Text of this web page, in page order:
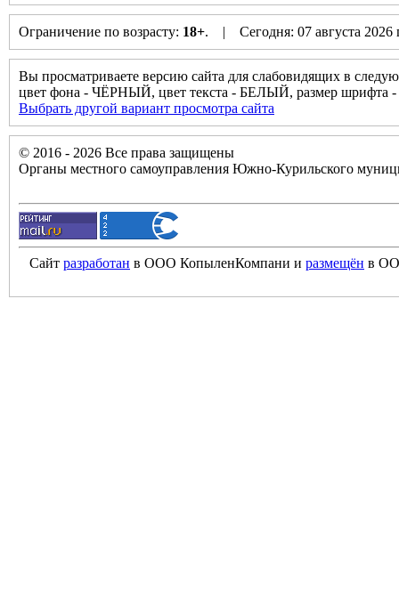
Ограничение по возрасту: 18+. | Сегодня: 07 августа
Вы просматриваете версию сайта для слабовидящих в
цвет фона - ЧЁРНЫЙ, цвет текста - БЕЛЫЙ, размер
Выбрать другой вариант просмотра сайта
© 2016 - 2026 Все права защищены
Органы местного самоуправления Южно-Курильского
Сайт разработан в ООО КопыленКомпани и размещён в